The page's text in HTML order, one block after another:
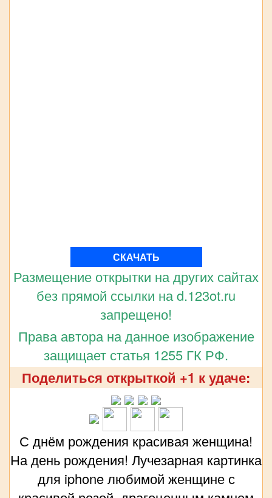
СКАЧАТЬ
Размещение открытки на других сайтах
без прямой ссылки на d.123ot.ru
запрещено!
Права автора на данное изображение
защищает статья 1255 ГК РФ.
Поделиться открыткой +1 к удаче:
С днём рождения красивая женщина!
На день рождения! Лучезарная картинка
для iphone любимой женщине с